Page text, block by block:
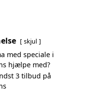
skjul
med speciale i
hjælpe med?
3 tilbud på